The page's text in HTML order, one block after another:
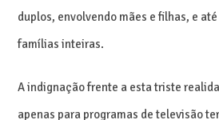
duplos, envolvendo mães e filhas, e
famílias inteiras.
A indignação frente a esta triste
apenas para programas de televisão